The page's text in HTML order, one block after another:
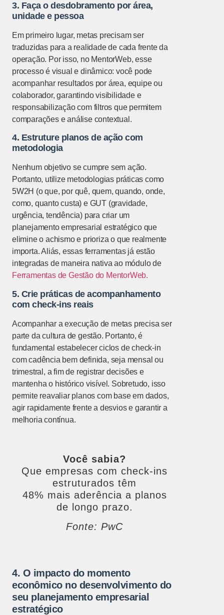
3. Faça o desdobramento por área,
unidade e pessoa
Em primeiro lugar, metas precisam ser
traduzidas para a realidade de cada frente da
operação. Por isso, no MentorWeb, esse
processo é visual e dinâmico: você pode
acompanhar resultados por área, equipe ou
colaborador, garantindo visibilidade e
responsabilização com filtros que permitem
comparações e análise contextual.
4. Estruture planos de ação com
metodologia
Nenhum objetivo se cumpre sem ação.
Portanto, utilize metodologias práticas como
5W2H (o que, por quê, quem, quando, onde,
como, quanto custa) e GUT (gravidade,
urgência, tendência) para criar um
planejamento empresarial estratégico que
elimine o achismo e prioriza o que realmente
importa. Aliás, essas ferramentas já estão
integradas de maneira nativa ao módulo de
Ferramentas de Gestão do MentorWeb.
5. Crie práticas de acompanhamento
com check-ins reais
Acompanhar a execução de metas precisa ser
parte da cultura de gestão. Portanto, é
fundamental estabelecer ciclos de check-in
com cadência bem definida, seja mensal ou
trimestral, a fim de registrar decisões e
mantenha o histórico visível. Sobretudo, isso
permite reavaliar planos com base em dados,
agir rapidamente frente a desvios e garantir a
melhoria contínua.
Você sabia?
Que empresas com check-ins
estruturados têm
48% mais aderência a planos
de longo prazo.
Fonte: PwC
4. O impacto do momento
econômico no desenvolvimento do
seu planejamento empresarial
estratégico